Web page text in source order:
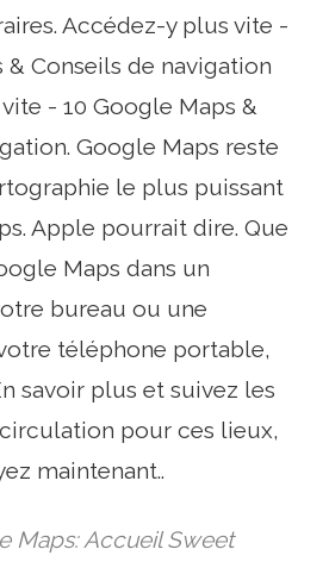
Accédez-y plus vite -
& Conseils de navigation
- 10 Google Maps &
Google Maps reste
le plus puissant
Apple pourrait dire. Que
Maps dans un
bureau ou une
téléphone portable,
savoir plus et suivez les
pour ces lieux,
maintenant..
Maps: Accueil Sweet